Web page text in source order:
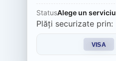
StatusAlege un serviciu
Plăți securizate prin:
VISA